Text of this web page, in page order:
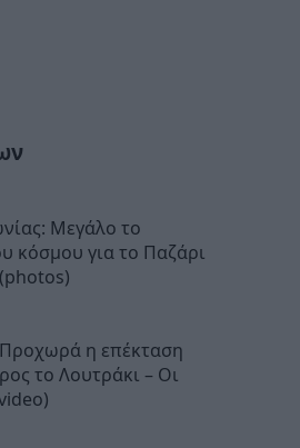
Μεγάλο το
κόσμου για το Παζάρι
Προχωρά η επέκταση
το Λουτράκι – Οι